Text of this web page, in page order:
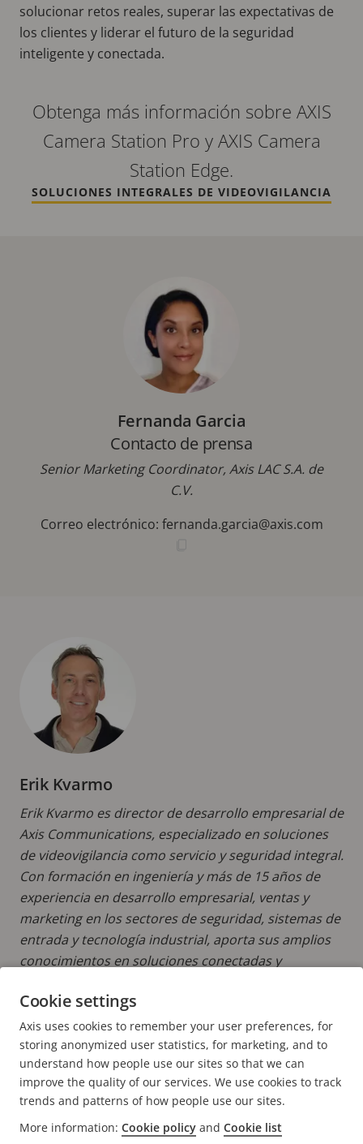
solucionar retos reales, superar las expectativas de
los clientes y liderar el futuro de la seguridad
inteligente y conectada.
Obtenga más información sobre AXIS
Camera Station Pro y AXIS Camera
Station Edge.
SOLUCIONES INTEGRALES DE VIDEOVIGILANCIA
Fernanda Garcia
Contacto de prensa
Senior Marketing Coordinator, Axis LAC S.A. de
C.V.
Correo electrónico: fernanda.garcia@axis.com
Erik Kvarmo
Erik Kvarmo es director de desarrollo empresarial de
Axis Communications, especializado en soluciones
de videovigilancia como servicio y seguridad integral.
Con formación en ingeniería y más de 15 años de
experiencia en desarrollo empresarial, ventas y
marketing en los sectores de seguridad, sistemas de
entrada y tecnología industrial, aporta sus amplios
conocimientos en soluciones conectadas y
MÁS INFORMACIÓN DE ENTRADAS DE ERIK
FOOTER
CONTACTO
Cookie settings
Axis uses cookies to remember your user preferences, for
storing anonymized user statistics, for marketing, and to
understand how people use our sites so that we can
improve the quality of our services. We use cookies to track
trends and patterns of how people use our sites.
More information: Cookie policy and Cookie list